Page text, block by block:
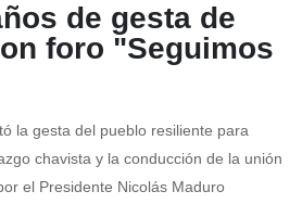
de gesta de
foro "Seguimos
la gesta del pueblo resiliente para
chavista y la conducción de la unión
el Presidente Nicolás Maduro